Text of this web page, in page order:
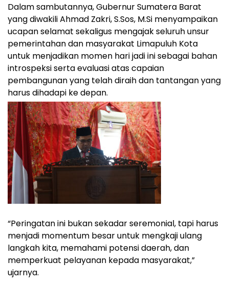
Dalam sambutannya, Gubernur Sumatera Barat
yang diwakili Ahmad Zakri, S.Sos, M.Si menyampaikan
ucapan selamat sekaligus mengajak seluruh unsur
pemerintahan dan masyarakat Limapuluh Kota
untuk menjadikan momen hari jadi ini sebagai bahan
introspeksi serta evaluasi atas capaian
pembangunan yang telah diraih dan tantangan yang
harus dihadapi ke depan.
“Peringatan ini bukan sekadar seremonial, tapi harus
menjadi momentum besar untuk mengkaji ulang
langkah kita, memahami potensi daerah, dan
memperkuat pelayanan kepada masyarakat,”
ujarnya.